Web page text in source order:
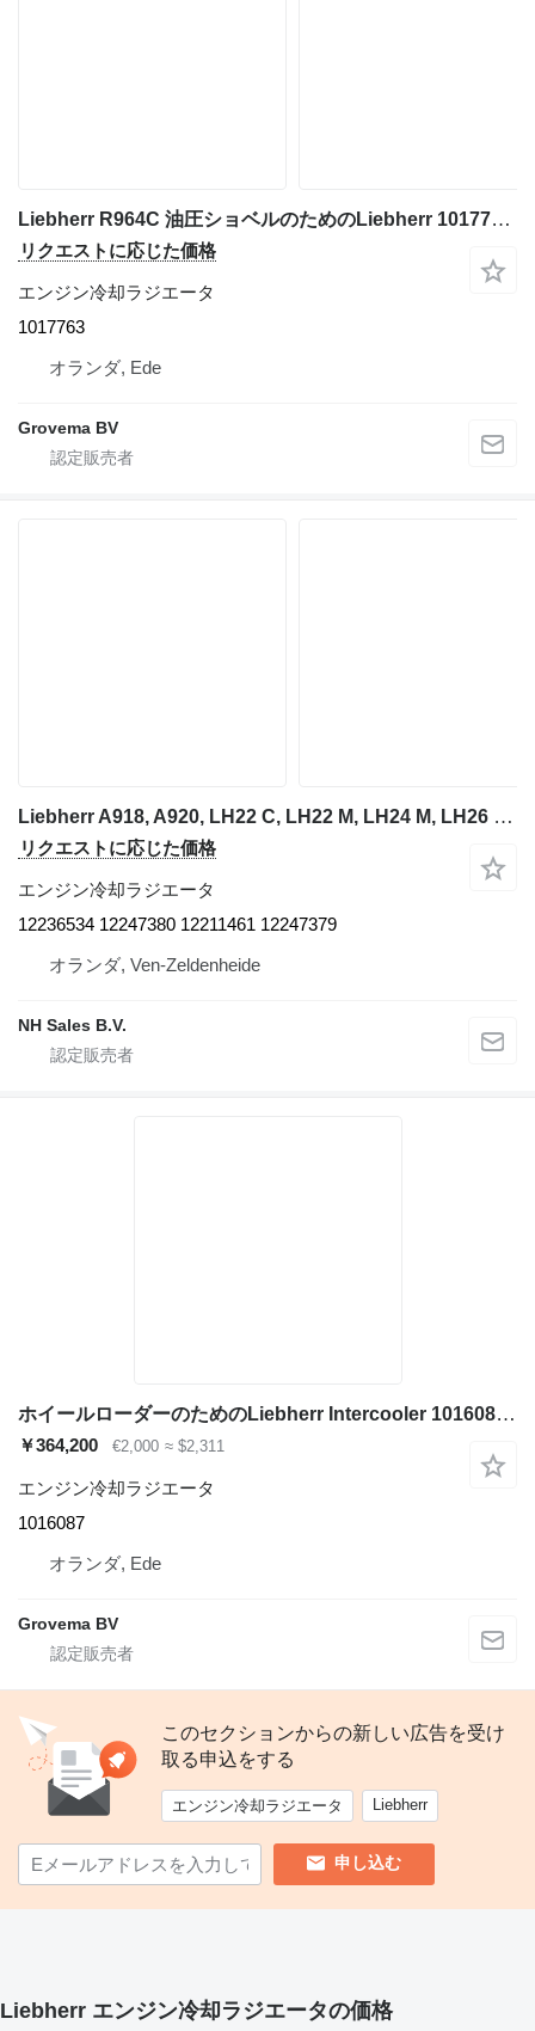
Liebherr R964C 油圧ショベルのためのLiebherr 1017763 エンジン冷却ラジエータ
リクエストに応じた価格
エンジン冷却ラジエータ
1017763
オランダ, Ede
Grovema BV
Liebherr A918, A920, LH22 C, LH22 M, LH24 M, LH26 M. 油圧ショベルのためのLiebherr Combined 12236534 エンジン冷却ラジエータ
リクエストに応じた価格
エンジン冷却ラジエータ
12236534 12247380 12211461 12247379
オランダ, Ven-Zeldenheide
NH Sales B.V.
ホイールローダーのためのLiebherr Intercooler 1016087 エンジン冷却ラジエータ
￥364,200 €2,000 ≈ $2,311
エンジン冷却ラジエータ
1016087
オランダ, Ede
Grovema BV
このセクションからの新しい広告を受け
取る申込をする
エンジン冷却ラジエータ Liebherr
申し込む
Liebherr エンジン冷却ラジエータの価格